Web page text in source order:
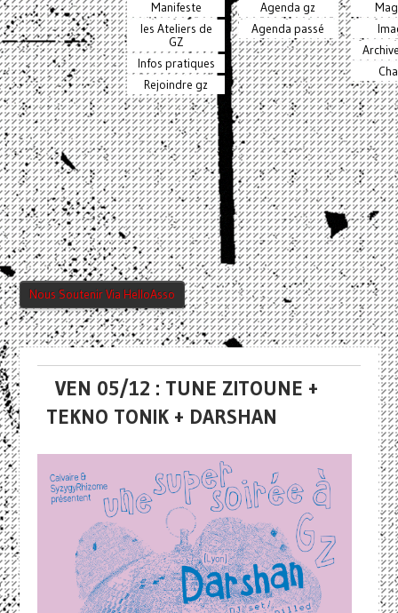
Manifeste
les Ateliers de
GZ
Infos pratiques
Rejoindre gz
Agenda gz
Agenda passé
Nous Soutenir Via HelloAsso
VEN 05/12 : TUNE ZITOUNE +
TEKNO TONIK + DARSHAN